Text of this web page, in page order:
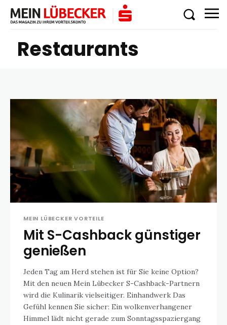
Restaurants
MEIN LÜBECKER VORTEILE
Mit S-Cashback günstiger
genießen
Jeden Tag am Herd stehen ist für Sie keine Option?
Mit den neuen Mein Lübecker S-Cashback-Partnern
wird die Kulinarik vielseitiger. Einhandwerk Das
Gefühl kennen Sie sicher: Ein wolkenverhangener
Himmel lädt nicht gerade zum Sonntagsspaziergang